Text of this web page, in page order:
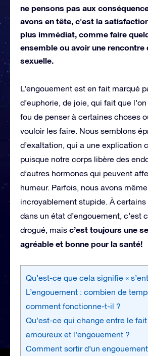
ne pensons pas aux
avons en tête, c'est la
plus immédiat, comme faire
ensemble ou avoir une rencontre
sexuelle.
L’engouement est en fait marqué
d’euphorie, de joie, qui fait que
fou de penser à certaines choses
vouloir les faire. Nous semblons
d’exaltation, qui a une explication
puisque notre corps libère des
d’autres hormones qui peuvent
humeur. Parfois, nous avons même
incroyablement stupide. À certains
dans un état d’engouement, c’est
drogué, mais c’est toujours une
agréable et bonne pour la santé!
Qu’est-ce que cela signifie «
L’engouement : combien de
comment fonctionne-t-il ?
Qu’est-ce qui change entre le
amoureux et l’engouement ?
Comment sortir d’un